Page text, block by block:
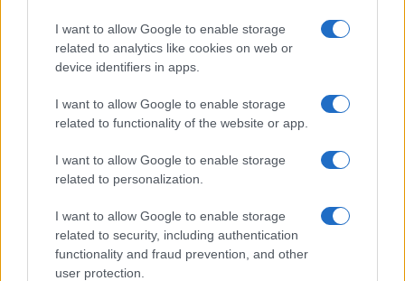
I want to allow Google to enable storage
related to analytics like cookies on web or
device identifiers in apps.
I want to allow Google to enable storage
related to functionality of the website or app.
I want to allow Google to enable storage
related to personalization.
I want to allow Google to enable storage
related to security, including authentication
functionality and fraud prevention, and other
user protection.
14.11.25. 07:56
Saznaj više